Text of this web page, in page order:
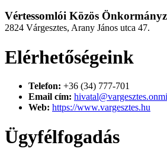
Vértessomlói Közös
2824 Várgesztes, Arany János utca 47.
Elérhetőségeink
Telefon: +36 (34) 777-701
Email cím:
Web: https://www.vargesztes.hu
Ügyfélfogadás